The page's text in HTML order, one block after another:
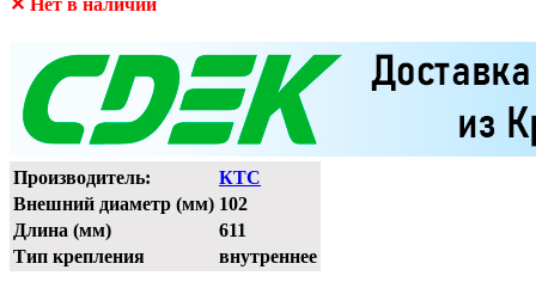
✕ Нет в наличии
Производитель:
КТС
Внешний диаметр (мм) 102
Длина (мм)
611
Тип крепления
внутреннее